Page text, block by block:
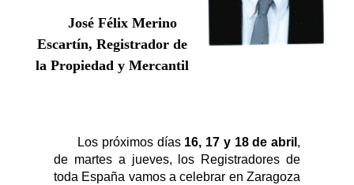
José Félix Merino
Escartín, Registrador de
la Propiedad y Mercantil
Los próximos días 16, 17 y 18 de abril ,
de martes a jueves, los Registradores de
toda España vamos a celebrar en Zaragoza